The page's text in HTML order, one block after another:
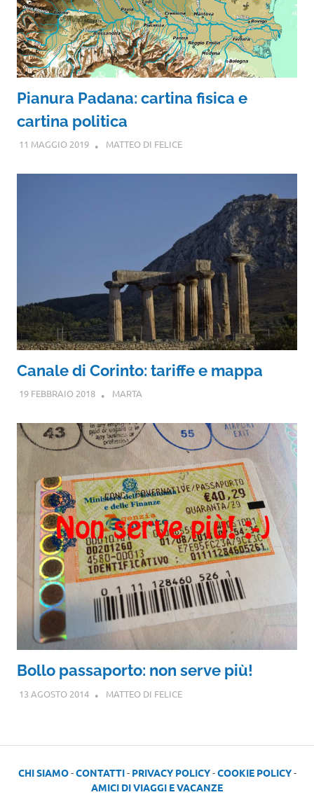
Pianura Padana: cartina fisica e
cartina politica
11 MAGGIO 2019 MATTEO DI FELICE
Canale di Corinto: tariffe e mappa
19 FEBBRAIO 2018 MARTA
Bollo passaporto: non serve più!
13 AGOSTO 2014 MATTEO DI FELICE
CHI SIAMO-CONTATTI- PRIVACY POLICY-COOKIE POLICY-
AMICI DI VIAGGI E VACANZE